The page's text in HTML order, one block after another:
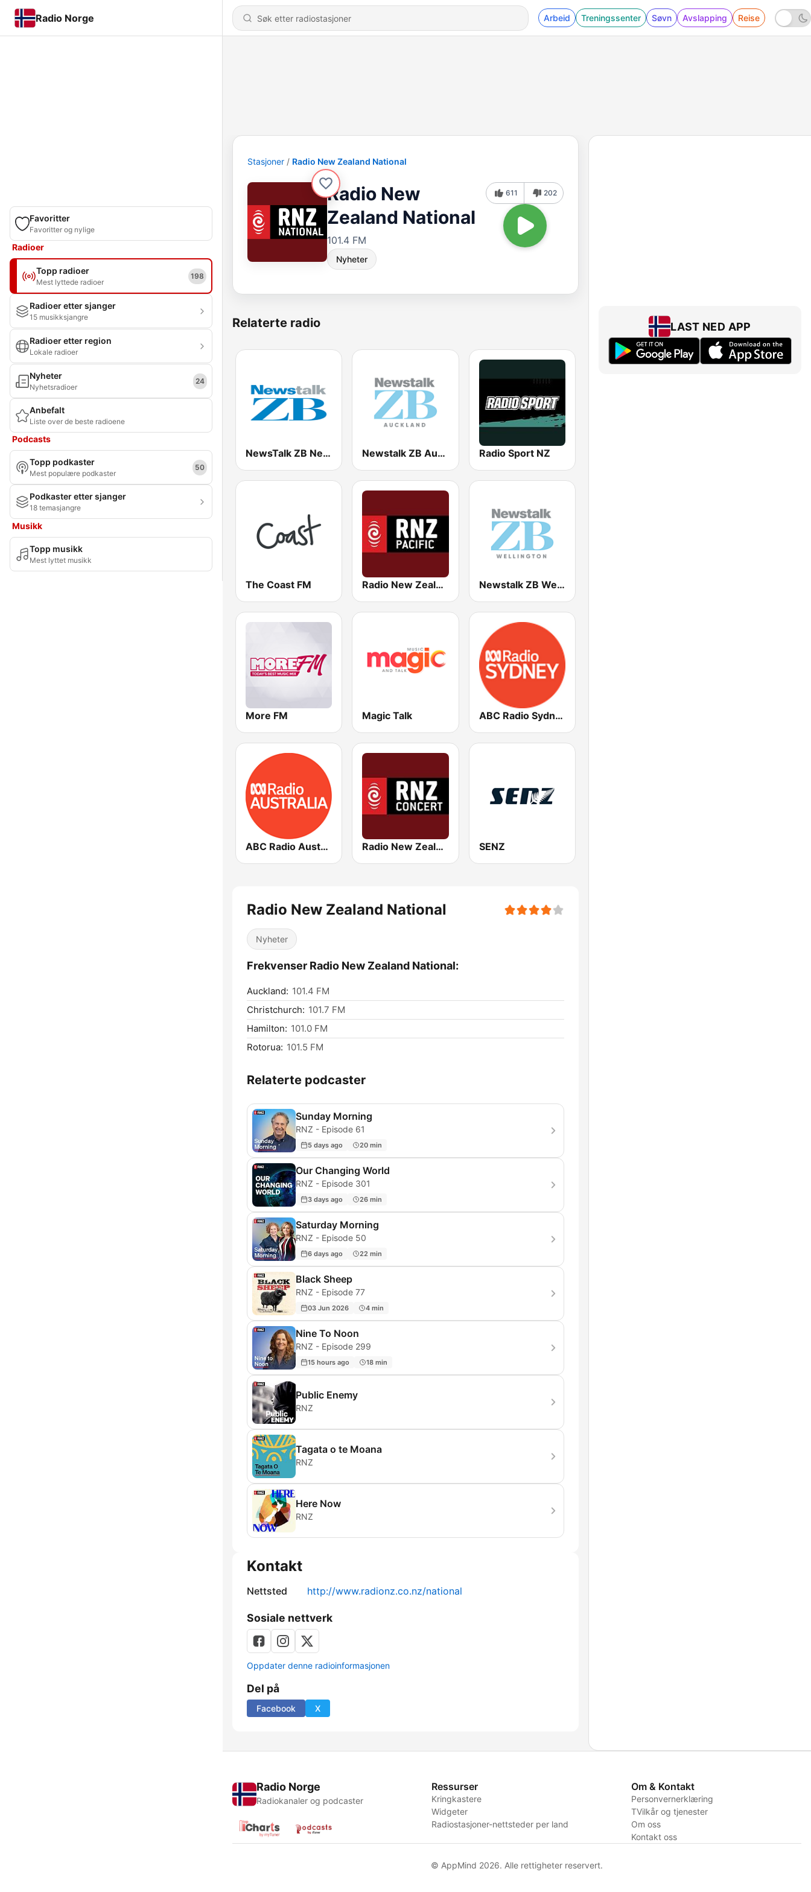
Radio Norge Arbeid Treningssenter Søvn Avslapping Reise
Favoritter
Favoritter og nylige
Radioer
Topp radioer
Mest lyttede radioer
198
Radioer etter sjanger
15 musikksjangre
Radioer etter region
Lokale radioer
Nyheter
Nyhetsradioer
24
Anbefalt
Liste over de beste radioene
Podcasts
Topp podkaster
Mest populære podkaster
50
Podkaster etter sjanger
18 temasjangre
Musikk
Topp musikk
Mest lyttet musikk
Stasjoner Radio New Zealand National
Radio New
Zealand National
101.4 FM
Nyheter
611 202
Relaterte radio
NewsTalk ZB Network Newstalk ZB Auckland Radio Sport NZ
The Coast FM Radio New Zealand Pacific Newstalk ZB Wellington
More FM Magic Talk ABC Radio Sydney
ABC Radio Australia Radio New Zealand Concert SENZ
Radio New Zealand National
Nyheter
Frekvenser Radio New Zealand National:
Auckland: 101.4 FM
Christchurch: 101.7 FM
Hamilton: 101.0 FM
Rotorua: 101.5 FM
Relaterte podcaster
Sunday Morning
RNZ - Episode 61
5 days ago 20 min
Our Changing World
RNZ - Episode 301
3 days ago 26 min
Saturday Morning
RNZ - Episode 50
6 days ago 22 min
Black Sheep
RNZ - Episode 77
03 Jun 2026 4 min
Nine To Noon
RNZ - Episode 299
15 hours ago 18 min
Public Enemy
RNZ
Tagata o te Moana
RNZ
Here Now
RNZ
Kontakt
Nettsted http://www.radionz.co.nz/national
Sosiale nettverk
Oppdater denne radioinformasjonen
Del på
Facebook X
LAST NED APP
Radio Norge
Radiokanaler og podcaster
Ressurser
Kringkastere
Widgeter
Radiostasjoner-nettsteder per land
Om & Kontakt
Personvernerklæring
TVilkår og tjenester
Om oss
Kontakt oss
© AppMind 2026. Alle rettigheter reservert.